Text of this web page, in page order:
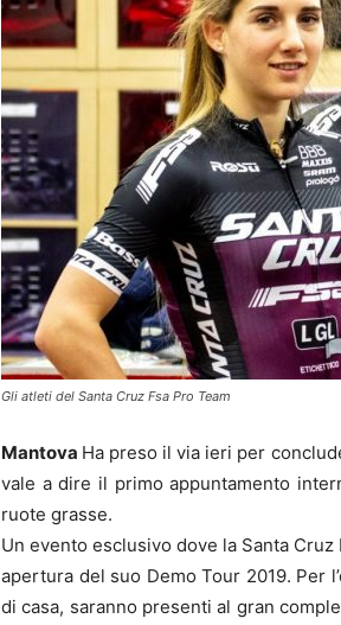
Gli atleti del Santa Cruz Fsa Pro Team
Mantova Ha preso il via ieri per
vale a dire il primo appuntamento
ruote grasse.
Un evento esclusivo dove la Santa
apertura del suo Demo Tour 2019. Per
di casa, saranno presenti al gran